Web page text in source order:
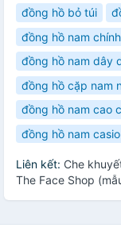
đồng hồ bỏ túi
đồng hồ nam
đồng hồ nam dây
đồng hồ cặp nam
đồng hồ nam cao
đồng hồ nam casio
Liên kết: Che
The Face Shop